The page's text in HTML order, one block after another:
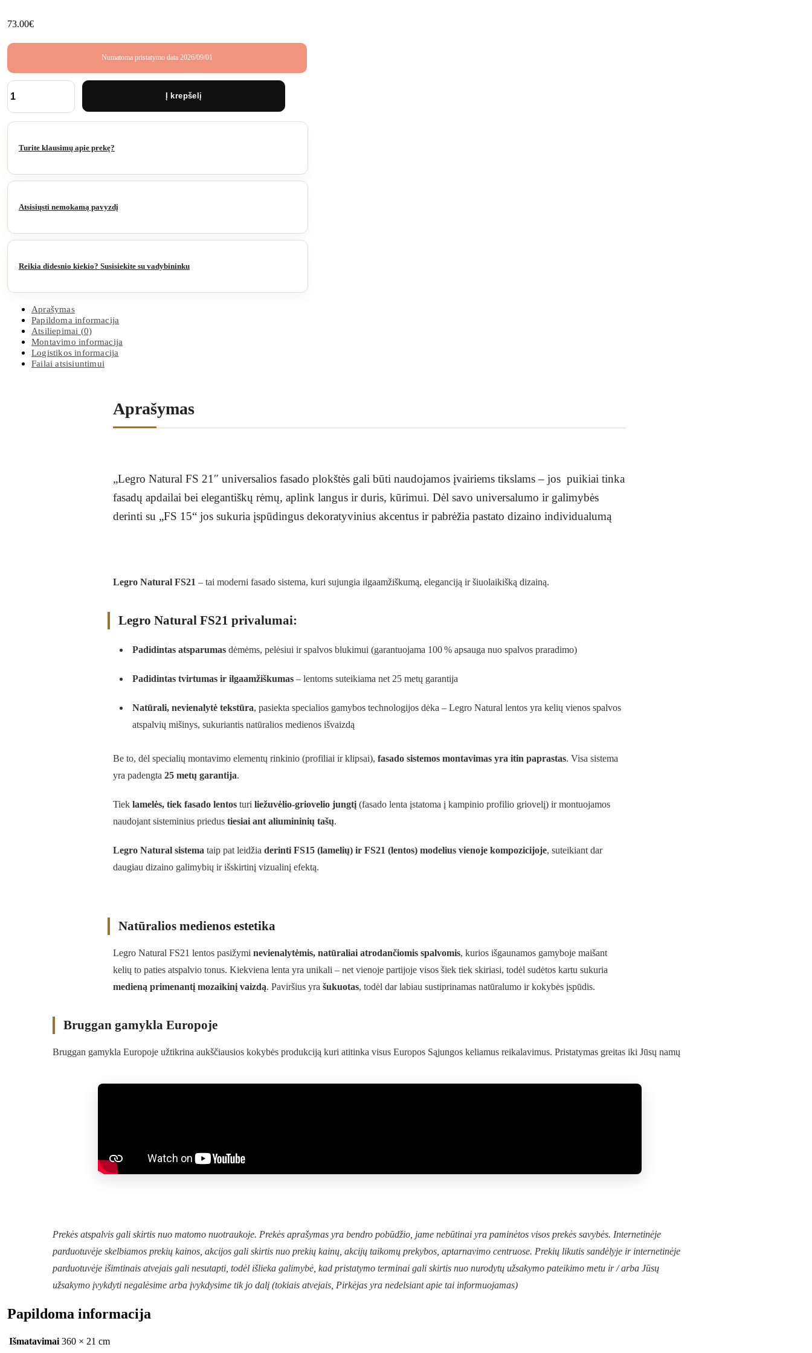
73.00€
Numatoma pristatymo data 2026/09/01
produkto
kiekis:
BRUGGAN
210x27.5x3600
Į krepšelį
Turite klausimų apie prekę?
Atsisiųsti nemokamą pavyzdį
Reikia didesnio kiekio? Susisiekite su vadybininku
Aprašymas
Papildoma informacija
Atsiliepimai (0)
Montavimo informacija
Logistikos informacija
Failai atsisiuntimui
Aprašymas
„Legro Natural FS 21″ universalios fasado plokštės gali būti naudojamos įvairiems tikslams – jos puikiai tinka
fasadų apdailai bei elegantiškų rėmų, aplink langus ir duris, kūrimui. Dėl savo universalumo ir galimybės
derinti su „FS 15“ jos sukuria įspūdingus dekoratyvinius akcentus ir pabrėžia pastato dizaino individualumą
Legro Natural FS21 – tai moderni fasado sistema, kuri sujungia ilgaamžiškumą, eleganciją ir šiuolaikišką dizainą.
Legro Natural FS21 privalumai:
Padidintas atsparumas dėmėms, pelėsiui ir spalvos blukimui (garantuojama 100 % apsauga nuo spalvos praradimo)
Padidintas tvirtumas ir ilgaamžiškumas – lentoms suteikiama net 25 metų garantija
Natūrali, nevienalytė tekstūra, pasiekta specialios gamybos technologijos dėka – Legro Natural lentos yra kelių vienos spalvos
atspalvių mišinys, sukuriantis natūralios medienos išvaizdą
Be to, dėl specialių montavimo elementų rinkinio (profiliai ir klipsai), fasado sistemos montavimas yra itin paprastas. Visa sistema
yra padengta 25 metų garantija.
Tiek lamelės, tiek fasado lentos turi liežuvėlio-griovelio jungtį (fasado lenta įstatoma į kampinio profilio griovelį) ir montuojamos
naudojant sisteminius priedus tiesiai ant aliumininių tašų.
Legro Natural sistema taip pat leidžia derinti FS15 (lamelių) ir FS21 (lentos) modelius vienoje kompozicijoje, suteikiant dar
daugiau dizaino galimybių ir išskirtinį vizualinį efektą.
Natūralios medienos estetika
Legro Natural FS21 lentos pasižymi nevienalytėmis, natūraliai atrodančiomis spalvomis, kurios išgaunamos gamyboje maišant
kelių to paties atspalvio tonus. Kiekviena lenta yra unikali – net vienoje partijoje visos šiek tiek skiriasi, todėl sudėtos kartu sukuria
medieną primenantį mozaikinį vaizdą. Paviršius yra šukuotas, todėl dar labiau sustiprinamas natūralumo ir kokybės įspūdis.
Bruggan gamykla Europoje
Bruggan gamykla Europoje užtikrina aukščiausios kokybės produkciją kuri atitinka visus Europos Sąjungos keliamus reikalavimus. Pristatymas greitas iki Jūsų namų
Prekės atspalvis gali skirtis nuo matomo nuotraukoje. Prekės aprašymas yra bendro pobūdžio, jame nebūtinai yra paminėtos visos prekės savybės. Internetinėje
parduotuvėje skelbiamos prekių kainos, akcijos gali skirtis nuo prekių kainų, akcijų taikomų prekybos, aptarnavimo centruose. Prekių likutis sandėlyje ir internetinėje
parduotuvėje išimtinais atvejais gali nesutapti, todėl išlieka galimybė, kad pristatymo terminai gali skirtis nuo nurodytų užsakymo pateikimo metu ir / arba Jūsų
užsakymo įvykdyti negalėsime arba įvykdysime tik jo dalį (tokiais atvejais, Pirkėjas yra nedelsiant apie tai informuojamas)
Papildoma informacija
Išmatavimai 360 × 21 cm